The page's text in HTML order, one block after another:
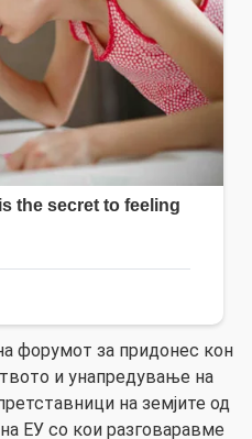
форумот за придонес кон
и унапредување на
на земјите од
ЕУ со кои разговаравме